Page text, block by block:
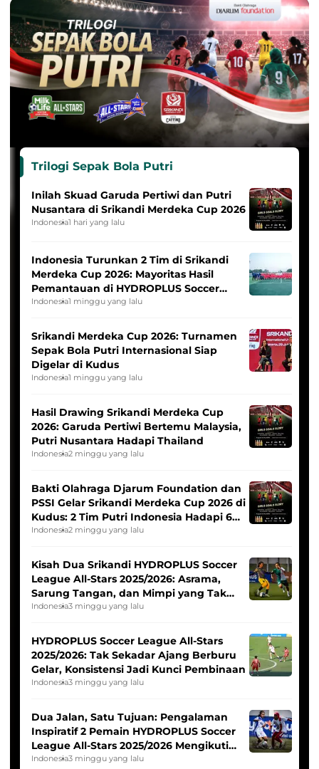
Trilogi Sepak Bola Putri
Inilah Skuad Garuda Pertiwi dan Putri
Nusantara di Srikandi Merdeka Cup 2026
Indonesia1 hari yang lalu
Indonesia Turunkan 2 Tim di Srikandi
Merdeka Cup 2026: Mayoritas Hasil
Pemantauan di HYDROPLUS Soccer
League
Indonesia1 minggu yang lalu
Srikandi Merdeka Cup 2026: Turnamen
Sepak Bola Putri Internasional Siap
Digelar di Kudus
Indonesia1 minggu yang lalu
Hasil Drawing Srikandi Merdeka Cup
2026: Garuda Pertiwi Bertemu Malaysia,
Putri Nusantara Hadapi Thailand
Indonesia2 minggu yang lalu
Bakti Olahraga Djarum Foundation dan
PSSI Gelar Srikandi Merdeka Cup 2026 di
Kudus: 2 Tim Putri Indonesia Hadapi 6
Tim Asia
Indonesia2 minggu yang lalu
Kisah Dua Srikandi HYDROPLUS Soccer
League All-Stars 2025/2026: Asrama,
Sarung Tangan, dan Mimpi yang Tak
Pernah Padam
Indonesia3 minggu yang lalu
HYDROPLUS Soccer League All-Stars
2025/2026: Tak Sekadar Ajang Berburu
Gelar, Konsistensi Jadi Kunci Pembinaan
Indonesia3 minggu yang lalu
Dua Jalan, Satu Tujuan: Pengalaman
Inspiratif 2 Pemain HYDROPLUS Soccer
League All-Stars 2025/2026 Mengikuti
Seleksi Timnas Indonesia Putri
Indonesia3 minggu yang lalu